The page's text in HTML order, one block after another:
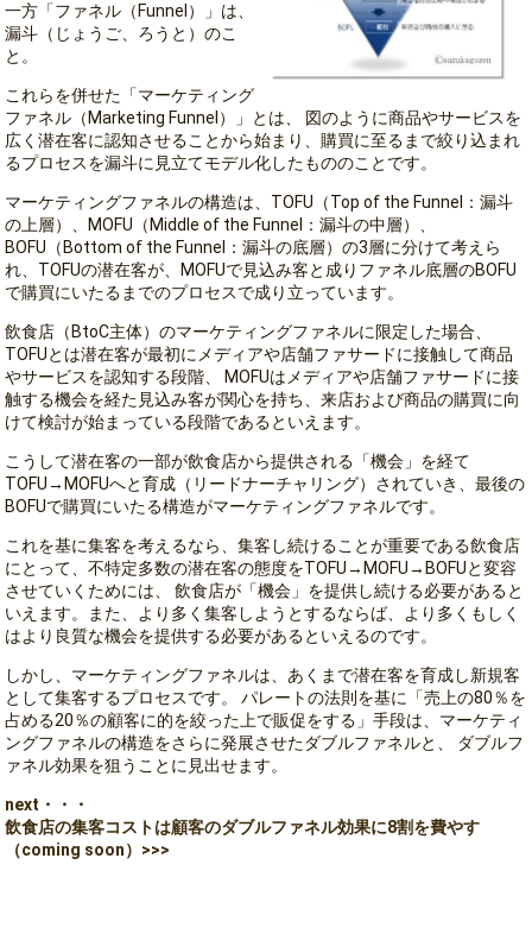
一方「ファネル（Funnel）」は、
漏斗（じょうご、ろうと）のこ
と。
これらを併せた「マーケティング
ファネル（Marketing Funnel）」とは、 図のように商品やサービスを
広く潜在客に認知させることから始まり、購買に至るまで絞り込まれ
るプロセスを漏斗に見立てモデル化したもののことです。
マーケティングファネルの構造は、TOFU（Top of the Funnel：漏斗
の上層）、MOFU（Middle of the Funnel：漏斗の中層）、
BOFU（Bottom of the Funnel：漏斗の底層）の3層に分けて考えら
れ、TOFUの潜在客が、MOFUで見込み客と成りファネル底層のBOFU
で購買にいたるまでのプロセスで成り立っています。
飲食店（BtoC主体）のマーケティングファネルに限定した場合、
TOFUとは潜在客が最初にメディアや店舗ファサードに接触して商品
やサービスを認知する段階、 MOFUはメディアや店舗ファサードに接
触する機会を経た見込み客が関心を持ち、来店および商品の購買に向
けて検討が始まっている段階であるといえます。
こうして潜在客の一部が飲食店から提供される「機会」を経て
TOFU→MOFUへと育成（リードナーチャリング）されていき、最後の
BOFUで購買にいたる構造がマーケティングファネルです。
これを基に集客を考えるなら、集客し続けることが重要である飲食店
にとって、不特定多数の潜在客の態度をTOFU→MOFU→BOFUと変容
させていくためには、 飲食店が「機会」を提供し続ける必要があると
いえます。また、より多く集客しようとするならば、より多くもしく
はより良質な機会を提供する必要があるといえるのです。
しかし、マーケティングファネルは、あくまで潜在客を育成し新規客
として集客するプロセスです。 パレートの法則を基に「売上の80％を
占める20％の顧客に的を絞った上で販促をする」手段は、マーケティ
ングファネルの構造をさらに発展させたダブルファネルと、 ダブルフ
ァネル効果を狙うことに見出せます。
next・・・
飲食店の集客コストは顧客のダブルファネル効果に8割を費やす
（coming soon）>>>